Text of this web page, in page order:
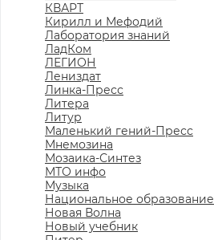
КВАРТ
Кирилл и Мефодий
Лаборатория знаний
ЛадКом
ЛЕГИОН
Лениздат
Линка-Пресс
Литера
Литур
Маленький гений-Пресс
Мнемозина
Мозаика-Синтез
МТО инфо
Музыка
Национальное образование
Новая Волна
Новый учебник